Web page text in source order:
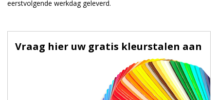
eerstvolgende werkdag geleverd.
Vraag hier uw gratis kleurstalen aan